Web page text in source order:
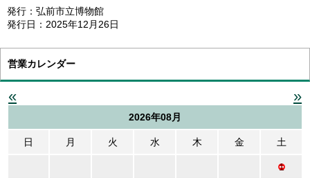
発行：弘前市立博物館
発行日：2025年12月26日
営業カレンダー
« »
2026年08月
日 月 火 水 木 金 土
1